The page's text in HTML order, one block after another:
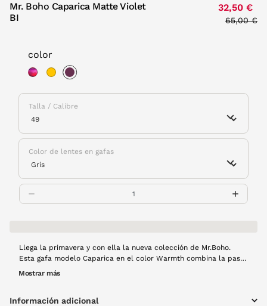
Mr. Boho Caparica Matte Violet
BI
32,50 €
Price
65,00 €
color
Talla / Calibre
Color de lentes en gafas
Llega la primavera y con ella la nueva colección de Mr.Boho.
Esta gafa modelo Caparica en el color Warmth combina la pasta
marcada tan caracterísitica de Mr Boho con uno de los colores
Mostrar más
Información adicional